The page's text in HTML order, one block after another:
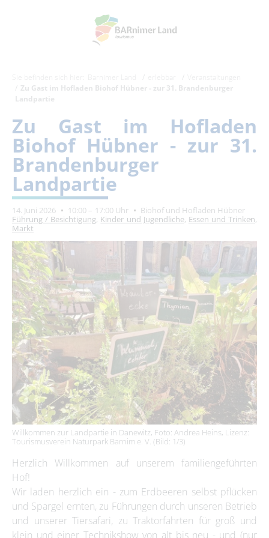
Zu Gast im Hofladen Biohof Hübner - zur 31. Brandenburger
Landpartie
Zu Gast im Hofladen
Biohof Hübner - zur 31.
Brandenburger
Landpartie
14. Juni 2026 10:00 – 17:00 Uhr
Biohof und Hofladen Hübner
Führung / Besichtigung, Kinder und Jugendliche, Essen und Trinken,
Markt
Willkommen zur Landpartie in Danewitz, Foto: Andrea Heins, Lizenz:
Tourismusverein Naturpark Barnim e. V. (Bild: 1/3)
Herzlich Willkommen auf unserem familiengeführten
Hof!
Wir laden herzlich ein - zum Erdbeeren selbst pflücken
und Spargel ernten, zu Führungen durch unseren Betrieb
und unserer Tiersafari, zu Traktorfahrten für groß und
klein und einer Technikshow von alt bis neu - und (nur